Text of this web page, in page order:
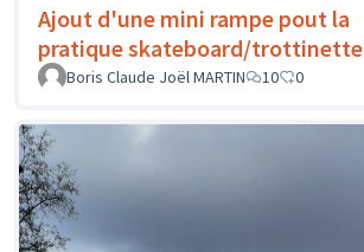
Ajout d'une mini rampe pout la
pratique skateboard/trottinette
Boris Claude Joël MARTIN
10 0